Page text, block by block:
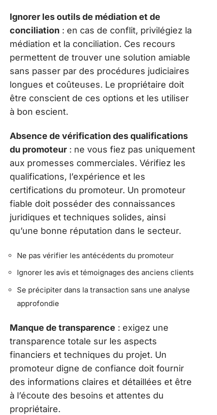
Ignorer les outils de médiation et de
conciliation : en cas de conflit, privilégiez la
médiation et la conciliation. Ces recours
permettent de trouver une solution amiable
sans passer par des procédures judiciaires
longues et coûteuses. Le propriétaire doit
être conscient de ces options et les utiliser
à bon escient.
Absence de vérification des qualifications
du promoteur : ne vous fiez pas uniquement
aux promesses commerciales. Vérifiez les
qualifications, l’expérience et les
certifications du promoteur. Un promoteur
fiable doit posséder des connaissances
juridiques et techniques solides, ainsi
qu’une bonne réputation dans le secteur.
Ne pas vérifier les antécédents du promoteur
Ignorer les avis et témoignages des anciens clients
Se précipiter dans la transaction sans une analyse
approfondie
Manque de transparence : exigez une
transparence totale sur les aspects
financiers et techniques du projet. Un
promoteur digne de confiance doit fournir
des informations claires et détaillées et être
à l’écoute des besoins et attentes du
propriétaire.